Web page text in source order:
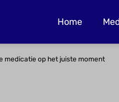
Home
medicatie op het juiste moment